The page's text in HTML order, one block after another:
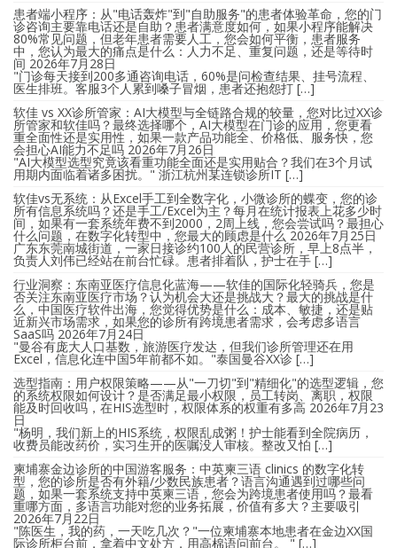
患者端小程序：从"电话轰炸"到"自助服务"的患者体验革命，您的门
诊咨询主要靠电话还是自助？患者满意度如何，如果小程序能解决
80%常见问题，但老年患者需要人工，您会如何平衡，患者服务
中，您认为最大的痛点是什么：人力不足、重复问题，还是等待时
间 2026年7月28日
"门诊每天接到200多通咨询电话，60%是问检查结果、挂号流程、
医生排班。客服3个人累到嗓子冒烟，患者还抱怨打 […]
软佳 vs XX诊所管家：AI大模型与全链路合规的较量，您对比过XX诊
所管家和软佳吗？最终选择哪个，AI大模型在门诊的应用，您更看
重全面性还是实用性，如果一款产品功能全、价格低、服务快，您
会担心AI能力不足吗 2026年7月26日
"AI大模型选型究竟该看重功能全面还是实用贴合？我们在3个月试
用期内面临着诸多困扰。" 浙江杭州某连锁诊所IT […]
软佳vs无系统：从Excel手工到全数字化，小微诊所的蝶变，您的诊
所有信息系统吗？还是手工/Excel为主？每月在统计报表上花多少时
间，如果有一套系统年费不到2000，2周上线，您会尝试吗？最担心
什么问题，在数字化转型中，您最大的顾虑是什么 2026年7月25日
广东东莞南城街道，一家日接诊约100人的民营诊所，早上8点半，
负责人刘伟已经站在前台忙碌。患者排着队，护士在手 […]
行业洞察：东南亚医疗信息化蓝海——软佳的国际化轻骑兵，您是
否关注东南亚医疗市场？认为机会大还是挑战大？最大的挑战是什
么，中国医疗软件出海，您觉得优势是什么：成本、敏捷，还是贴
近新兴市场需求，如果您的诊所有跨境患者需求，会考虑多语言
SaaS吗 2026年7月24日
"曼谷有庞大人口基数，旅游医疗发达，但我们诊所管理还在用
Excel，信息化连中国5年前都不如。"泰国曼谷XX诊 […]
选型指南：用户权限策略——从"一刀切"到"精细化"的选型逻辑，您
的系统权限如何设计？是否满足最小权限，员工转岗、离职，权限
能及时回收吗，在HIS选型时，权限体系的权重有多高 2026年7月23
日
"杨明，我们新上的HIS系统，权限乱成粥！护士能看到全院病历，
收费员能改药价，实习生开的医嘱没人审核。整改又怕 […]
柬埔寨金边诊所的中国游客服务：中英柬三语 clinics 的数字化转
型，您的诊所是否有外籍/少数民族患者？语言沟通遇到过哪些问
题，如果一套系统支持中英柬三语，您会为跨境患者使用吗？最看
重哪方面，多语言功能对您的业务拓展，价值有多大？主要吸引
2026年7月22日
"陈医生，我的药，一天吃几次？"一位柬埔寨本地患者在金边XX国
际诊所柜台前，拿着中文处方，用高棉语问前台。 " […]